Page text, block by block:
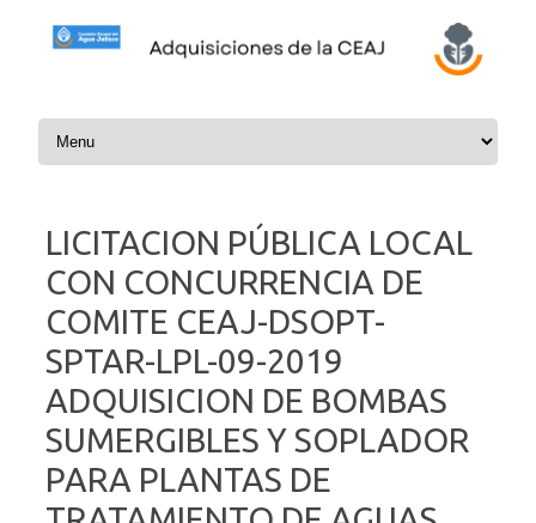
Skip to content
LICITACION PÚBLICA LOCAL
CON CONCURRENCIA DE
COMITE CEAJ-DSOPT-
SPTAR-LPL-09-2019
ADQUISICION DE BOMBAS
SUMERGIBLES Y SOPLADOR
PARA PLANTAS DE